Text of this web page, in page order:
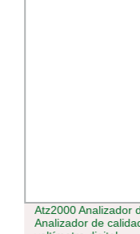
Atz2000 Analizador
Analizador de